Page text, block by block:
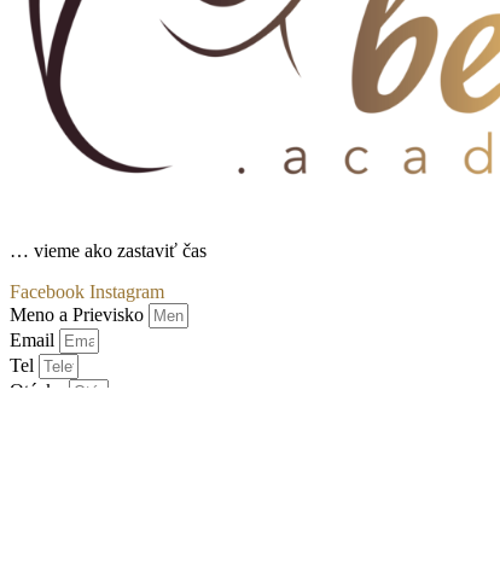
… vieme ako zastaviť čas
Facebook Instagram
Meno a Prievisko
Email
Tel
Otázka